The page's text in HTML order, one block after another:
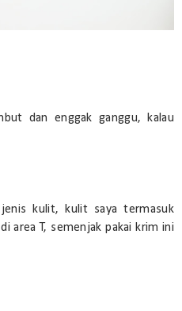
dan enggak ganggu, kalau
kulit, kulit saya termasuk
area T, semenjak pakai krim ini